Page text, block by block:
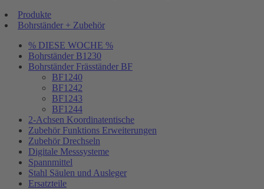
Produkte
Bohrständer + Zubehör
% DIESE WOCHE %
Bohrständer B1230
Bohrständer Fräsständer BF
BF1240
BF1242
BF1243
BF1244
2-Achsen Koordinatentische
Zubehör Funktions Erweiterungen
Zubehör Drechseln
Digitale Messsysteme
Spannmittel
Stahl Säulen und Ausleger
Ersatzteile